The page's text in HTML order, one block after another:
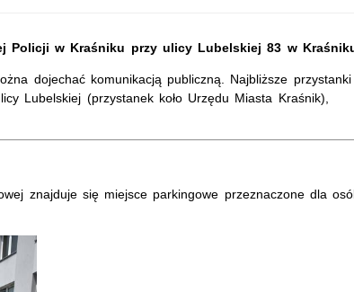
Policji w Kraśniku przy ulicy Lubelskiej 83 w
dojechać komunikacją publiczną. Najbliższe przystanki
Lubelskiej (przystanek koło Urzędu Miasta Kraśnik),
znajduje się miejsce parkingowe przeznaczone dla